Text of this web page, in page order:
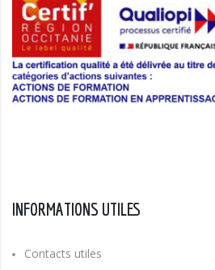
INFORMATIONS UTILES
Contacts utiles